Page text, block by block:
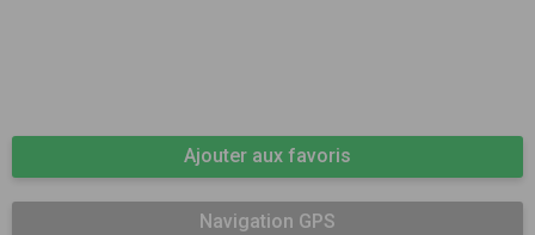
Ajouter aux favoris
Navigation GPS